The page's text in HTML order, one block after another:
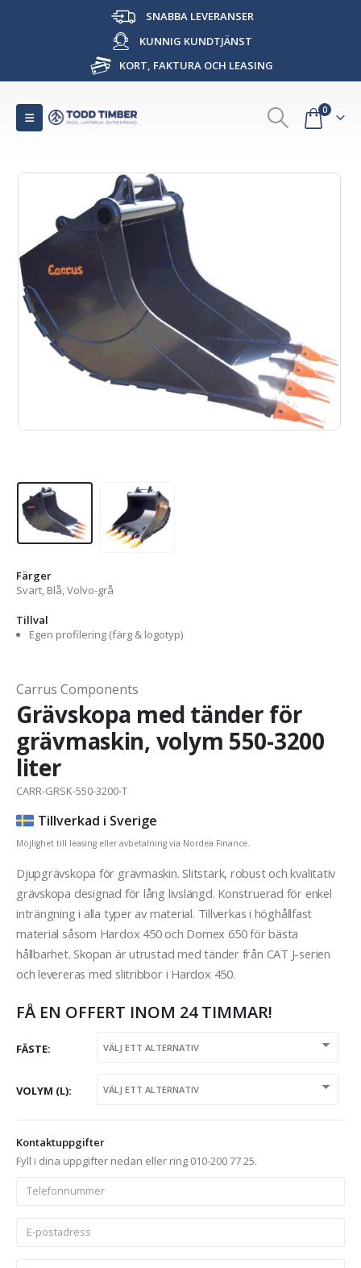
SNABBA LEVERANSER
KUNNIG KUNDTJÄNST
KORT, FAKTURA OCH LEASING
0
Färger
Svart, Blå, Volvo-grå
Tillval
Egen profilering (färg & logotyp)
Carrus Components
Grävskopa med tänder för
grävmaskin, volym 550-3200
liter
CARR-GRSK-550-3200-T
Tillverkad i Sverige
Möjlighet till leasing eller avbetalning via Nordea Finance.
Djupgrävskopa för grävmaskin. Slitstark, robust och kvalitativ
grävskopa designad för lång livslängd. Konstruerad för enkel
inträngning i alla typer av material. Tillverkas i höghållfast
material såsom Hardox 450 och Domex 650 för bästa
hållbarhet. Skopan är utrustad med tänder från CAT J-serien
och levereras med slitribbor i Hardox 450.
FÅ EN OFFERT INOM 24 TIMMAR!
FÄSTE
VOLYM (L)
Kontaktuppgifter
Fyll i dina uppgifter nedan eller ring 010-200 77 25.